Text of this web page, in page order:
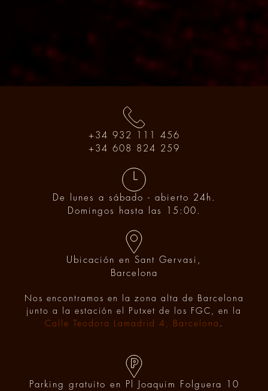
+34 932 111 456
+34 608 824 259
De lunes a sábado - abierto 24h.
Domingos hasta las 15:00.
Ubicación en Sant Gervasi,
Barcelona
Nos encontramos en la zona alta de Barcelona
junto a la estación el Putxet de los FGC, en la
Calle Teodora Lamadrid 4, Barcelona
Parking gratuito en Pl Joaquim Folguera 10